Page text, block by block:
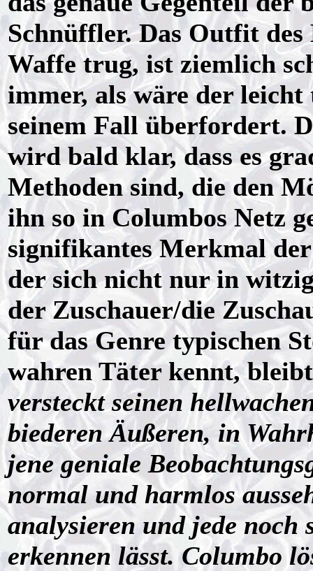
Schnüffler. Das Outfit
Waffe trug, ist ziemlich
immer, als wäre der
seinem Fall überfordert.
wird bald klar, dass es
Methoden sind, die den
ihn so in Columbos Netz
signifikantes Merkmal
der sich nicht nur in
der Zuschauer/die
für das Genre typischen
wahren Täter kennt,
versteckt seinen
biederen Äußeren, in
jene geniale
normal und harmlos
analysieren und jede
erkennen lässt. Columbo